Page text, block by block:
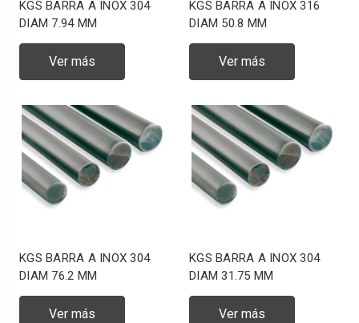
KGS BARRA A INOX 304
DIAM 7.94 MM
Ver más
KGS BARRA A INOX 316
DIAM 50.8 MM
Ver más
KGS BARRA A INOX 304
DIAM 76.2 MM
Ver más
KGS BARRA A INOX 304
DIAM 31.75 MM
Ver más